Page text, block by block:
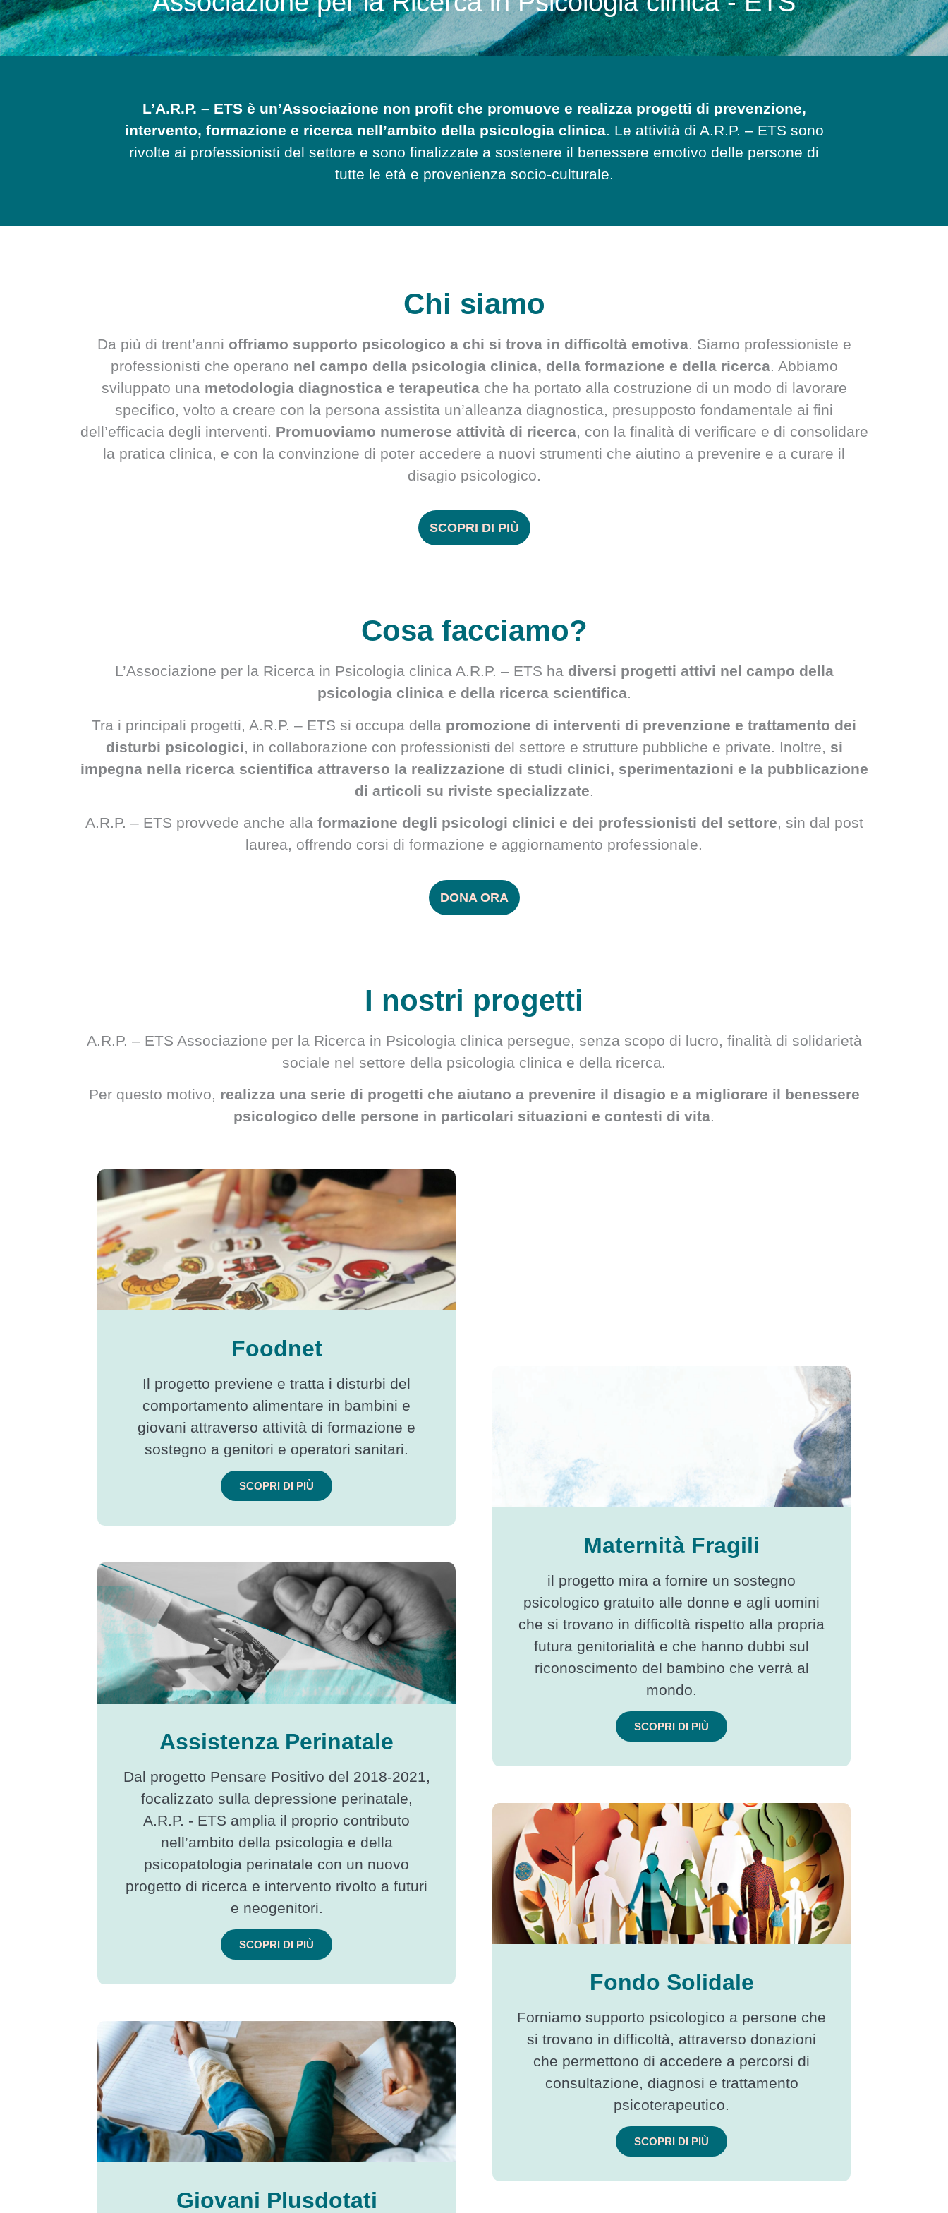
L’A.R.P. – ETS è un’Associazione non profit che promuove e realizza progetti di prevenzione,
intervento, formazione e ricerca nell’ambito della psicologia clinica. Le attività di A.R.P. – ETS sono
rivolte ai professionisti del settore e sono finalizzate a sostenere il benessere emotivo delle persone di
tutte le età e provenienza socio-culturale.
Chi siamo
Da più di trent’anni offriamo supporto psicologico a chi si trova in difficoltà emotiva. Siamo professioniste e
professionisti che operano nel campo della psicologia clinica, della formazione e della ricerca. Abbiamo
sviluppato una metodologia diagnostica e terapeutica che ha portato alla costruzione di un modo di lavorare
specifico, volto a creare con la persona assistita un’alleanza diagnostica, presupposto fondamentale ai fini
dell’efficacia degli interventi. Promuoviamo numerose attività di ricerca, con la finalità di verificare e di consolidare
la pratica clinica, e con la convinzione di poter accedere a nuovi strumenti che aiutino a prevenire e a curare il
disagio psicologico.
SCOPRI DI PIÙ
Cosa facciamo?
L’Associazione per la Ricerca in Psicologia clinica A.R.P. – ETS ha diversi progetti attivi nel campo della
psicologia clinica e della ricerca scientifica.
Tra i principali progetti, A.R.P. – ETS si occupa della promozione di interventi di prevenzione e trattamento dei
disturbi psicologici, in collaborazione con professionisti del settore e strutture pubbliche e private. Inoltre, si
impegna nella ricerca scientifica attraverso la realizzazione di studi clinici, sperimentazioni e la pubblicazione
di articoli su riviste specializzate.
A.R.P. – ETS provvede anche alla formazione degli psicologi clinici e dei professionisti del settore, sin dal post
laurea, offrendo corsi di formazione e aggiornamento professionale.
DONA ORA
I nostri progetti
A.R.P. – ETS Associazione per la Ricerca in Psicologia clinica persegue, senza scopo di lucro, finalità di solidarietà
sociale nel settore della psicologia clinica e della ricerca.
Per questo motivo, realizza una serie di progetti che aiutano a prevenire il disagio e a migliorare il benessere
psicologico delle persone in particolari situazioni e contesti di vita.
Foodnet
Il progetto previene e tratta i disturbi del
comportamento alimentare in bambini e
giovani attraverso attività di formazione e
sostegno a genitori e operatori sanitari.
SCOPRI DI PIÙ
Assistenza Perinatale
Dal progetto Pensare Positivo del 2018-2021,
focalizzato sulla depressione perinatale,
A.R.P. - ETS amplia il proprio contributo
nell’ambito della psicologia e della
psicopatologia perinatale con un nuovo
progetto di ricerca e intervento rivolto a futuri
e neogenitori.
SCOPRI DI PIÙ
Giovani Plusdotati
Maternità Fragili
il progetto mira a fornire un sostegno
psicologico gratuito alle donne e agli uomini
che si trovano in difficoltà rispetto alla propria
futura genitorialità e che hanno dubbi sul
riconoscimento del bambino che verrà al
mondo.
SCOPRI DI PIÙ
Fondo Solidale
Forniamo supporto psicologico a persone che
si trovano in difficoltà, attraverso donazioni
che permettono di accedere a percorsi di
consultazione, diagnosi e trattamento
psicoterapeutico.
SCOPRI DI PIÙ